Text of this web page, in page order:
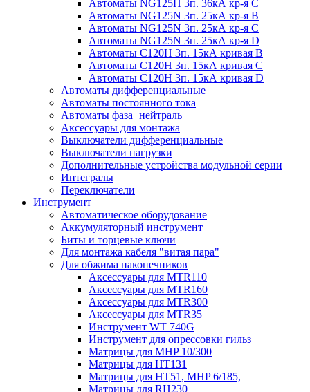
Автоматы NG125H 3п. 36кА кр-я C
Автоматы NG125N 3п. 25кА кр-я B
Автоматы NG125N 3п. 25кА кр-я C
Автоматы NG125N 3п. 25кА кр-я D
Автоматы С120Н 3п. 15кА кривая B
Автоматы С120Н 3п. 15кА кривая C
Автоматы С120Н 3п. 15кА кривая D
Автоматы дифференциальные
Автоматы постоянного тока
Автоматы фаза+нейтраль
Аксессуары для монтажа
Выключатели дифференциальные
Выключатели нагрузки
Дополнительные устройства модульной серии
Интегралы
Переключатели
Инструмент
Автоматическое оборудование
Аккумуляторный инструмент
Биты и торцевые ключи
Для монтажа кабеля "витая пара"
Для обжима наконечников
Аксессуары для MTR110
Аксессуары для MTR160
Аксессуары для MTR300
Аксессуары для MTR35
Инструмент WT 740G
Инструмент для опрессовки гильз
Матрицы для MHP 10/300
Матрицы для НТ131
Матрицы для НТ51, MHP 6/185,
Матрицы для RH230